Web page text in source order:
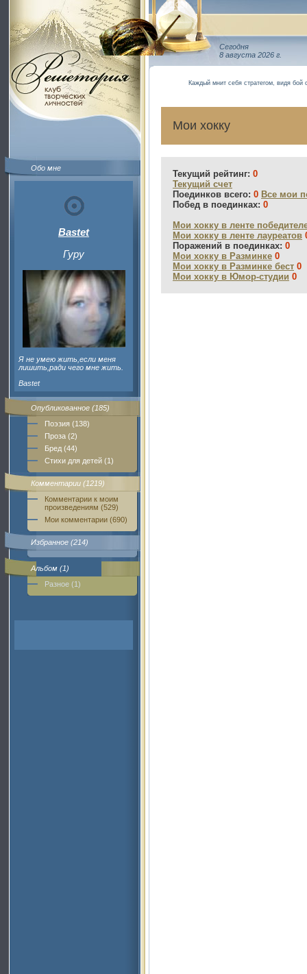
Обо мне
Bastet
Гуру
Я не умею жить,если меня
лишить,ради чего мне жить.
Bastet
Опубликованное (185)
Поэзия (138)
Проза (2)
Бред (44)
Стихи для детей (1)
Комментарии (1219)
Комментарии к моим
произведениям (529)
Мои комментарии (690)
Избранное (214)
Альбом (1)
Разное (1)
Сегодня
8 августа 2026 г.
Каждый мнит себя стратегом, видя бой
Мои хокку
Текущий рейтинг: 0
Текущий счет
Поединков всего: 0 Все мои
Побед в поединках: 0
Мои хокку в ленте
Мои хокку в ленте лауреатов
Поражений в поединках: 0
Мои хокку в Разминке 0
Мои хокку в Разминке бест 0
Мои хокку в Юмор-студии 0